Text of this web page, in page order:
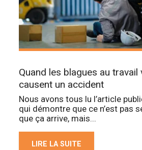
Quand les blagues au
causent un accident
Nous avons tous lu l’article
qui démontre que ce n’est pas
que ça arrive, mais...
LIRE LA SUITE